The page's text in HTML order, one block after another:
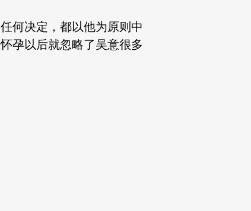
何决定，都以他为原则中
孕以后就忽略了吴意很多